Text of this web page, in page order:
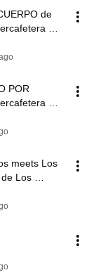
de
POR
meets Los
Los